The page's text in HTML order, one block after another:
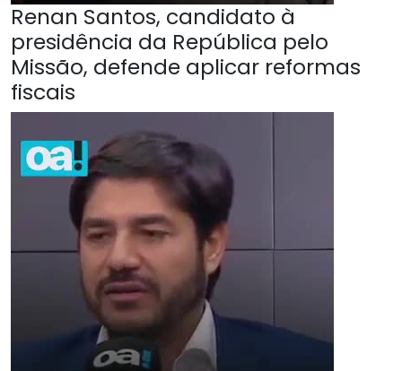
Renan Santos, candidato à
presidência da República pelo
Missão, defende aplicar reformas
fiscais